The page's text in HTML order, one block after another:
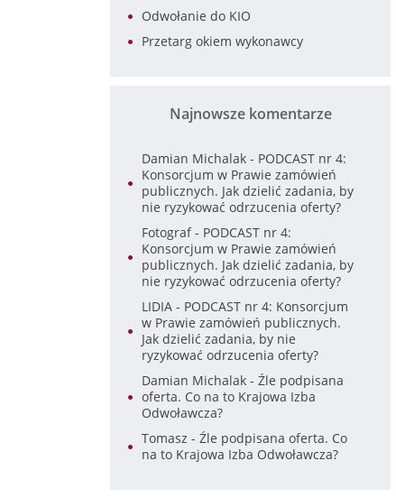
Odwołanie do KIO
Przetarg okiem wykonawcy
Najnowsze komentarze
Damian Michalak - PODCAST nr 4:
Konsorcjum w Prawie zamówień
publicznych. Jak dzielić zadania, by
nie ryzykować odrzucenia oferty?
Fotograf- PODCAST nr 4:
Konsorcjum w Prawie zamówień
publicznych. Jak dzielić zadania, by
nie ryzykować odrzucenia oferty?
LIDIA - PODCAST nr 4: Konsorcjum
w Prawie zamówień publicznych.
Jak dzielić zadania, by nie
ryzykować odrzucenia oferty?
Damian Michalak - Źle podpisana
oferta. Co na to Krajowa Izba
Odwoławcza?
Tomasz - Źle podpisana oferta. Co
na to Krajowa Izba Odwoławcza?